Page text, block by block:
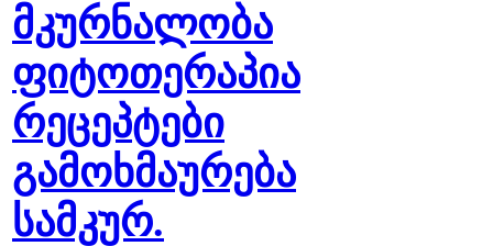
მკურნალობა
ფიტოთერაპია
რეცეპტები
გამოხმაურება
სამკურ.